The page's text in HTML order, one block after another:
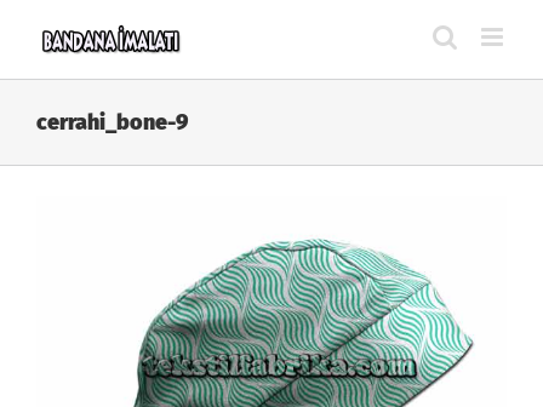
cerrahi_bone-9